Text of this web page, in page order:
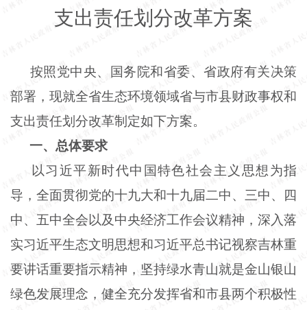
支出责任划分改革方案
按照党中央、国务院和省委、省政府有关决策
部署，现就全省生态环境领域省与市县财政事权和
支出责任划分改革制定如下方案。
一、总体要求
以习近平新时代中国特色社会主义思想为指
导，全面贯彻党的十九大和十九届二中、三中、四
中、五中全会以及中央经济工作会议精神，深入落
实习近平生态文明思想和习近平总书记视察吉林重
要讲话重要指示精神，坚持绿水青山就是金山银山
绿色发展理念，健全充分发挥省和市县两个积极性